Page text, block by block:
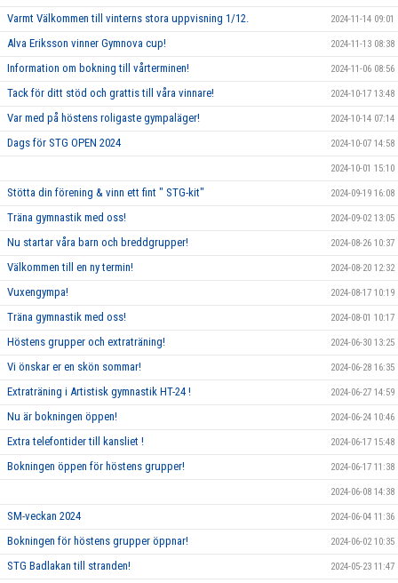
Varmt Välkommen till vinterns stora uppvisning 1/12. 2024-11-14 09:01
Alva Eriksson vinner Gymnova cup! 2024-11-13 08:38
Information om bokning till vårterminen! 2024-11-06 08:56
Tack för ditt stöd och grattis till våra vinnare! 2024-10-17 13:48
Var med på höstens roligaste gympaläger! 2024-10-14 07:14
Dags för STG OPEN 2024 2024-10-07 14:58
2024-10-01 15:10
Stötta din förening & vinn ett fint " STG-kit" 2024-09-19 16:08
Träna gymnastik med oss! 2024-09-02 13:05
Nu startar våra barn och breddgrupper! 2024-08-26 10:37
Välkommen till en ny termin! 2024-08-20 12:32
Vuxengympa! 2024-08-17 10:19
Träna gymnastik med oss! 2024-08-01 10:17
Höstens grupper och extraträning! 2024-06-30 13:25
Vi önskar er en skön sommar! 2024-06-28 16:35
Extraträning i Artistisk gymnastik HT-24 ! 2024-06-27 14:59
Nu är bokningen öppen! 2024-06-24 10:46
Extra telefontider till kansliet ! 2024-06-17 15:48
Bokningen öppen för höstens grupper! 2024-06-17 11:38
2024-06-08 14:38
SM-veckan 2024 2024-06-04 11:36
Bokningen för höstens grupper öppnar! 2024-06-02 10:35
STG Badlakan till stranden! 2024-05-23 11:47